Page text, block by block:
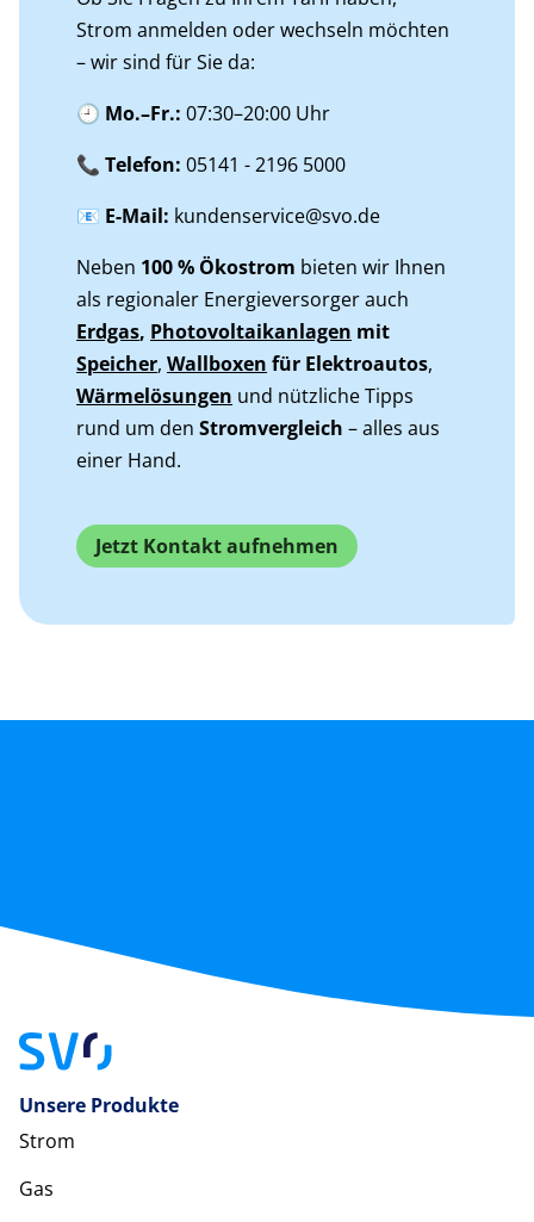
Strom anmelden oder wechseln möchten
– wir sind für Sie da:
🕘 Mo.–Fr.:07:30–20:00 Uhr
📞 Telefon: 05141 - 2196 5000
📧 E-Mail: kundenservice@svo.de
Neben 100 % Ökostrom bieten wir Ihnen
als regionaler Energieversorger auch
Erdgas, Photovoltaikanlagen mit
Speicher,Wallboxen für Elektroautos,
Wärmelösungen und nützliche Tipps
rund um denStromvergleich – alles aus
einer Hand.
Jetzt Kontakt aufnehmen
Unsere Produkte
Strom
Gas